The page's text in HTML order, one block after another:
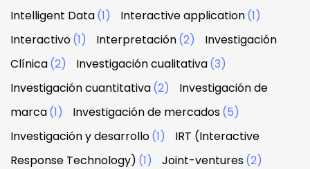
Intelligent Data(1) Interactive application(1)
Interactivo(1) Interpretación(2)
Investigación
Clínica(2) Investigación cualitativa(3)
Investigación cuantitativa(2)
Investigación de
marca(1) Investigación de mercados(5)
Investigación y desarrollo(1)
IRT (Interactive
Response Technology) (1) Joint-ventures(2)